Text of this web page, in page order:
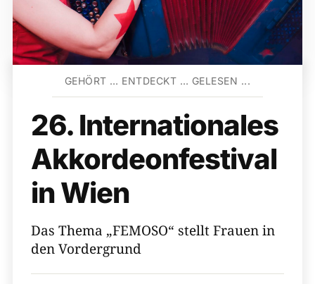
GEHÖRT … ENTDECKT … GELESEN ...
26. Internationales
Akkordeonfestival
in Wien
Das Thema „FEMOSO“ stellt Frauen in
den Vordergrund